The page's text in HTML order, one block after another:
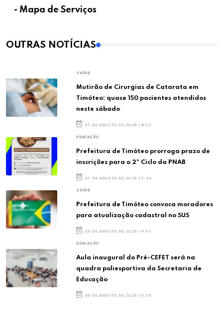
- Mapa de Serviços
OUTRAS NOTÍCIAS
SAÚDE
Mutirão de Cirurgias de Catarata em
Timóteo: quase 150 pacientes atendidos
neste sábado
07 DE AGOSTO DE 2026 18:02
EDUCAÇÃO
Prefeitura de Timóteo prorroga prazo de
inscrições para o 2º Ciclo da PNAB
07 DE AGOSTO DE 2026 17:44
SAÚDE
Prefeitura de Timóteo convoca moradores
para atualização cadastral no SUS
05 DE AGOSTO DE 2026 14:07
EDUCAÇÃO
Aula inaugural do Pré-CEFET será na
quadra poliesportiva da Secretaria de
Educação
05 DE AGOSTO DE 2026 10:55